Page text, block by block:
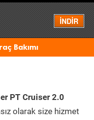
İNDİR
Menü
Bakımı
PT Cruiser 2.0
olarak size hizmet